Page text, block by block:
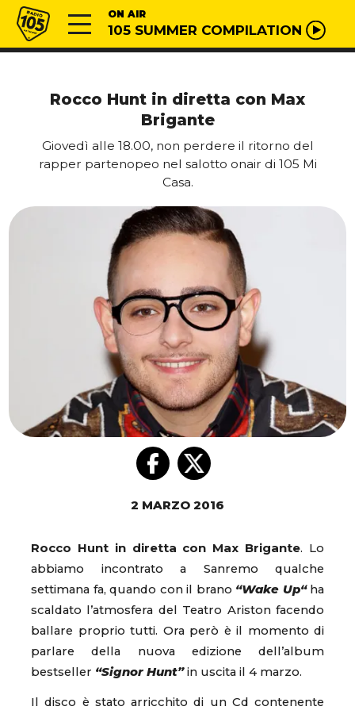
Vai al contenuto
Radio 105 ON AIR
105 SUMMER COMPILATION
Rocco Hunt in diretta con Max
Brigante
Giovedì alle 18.00, non perdere il ritorno del
rapper partenopeo nel salotto onair di 105 Mi
Casa.
2 MARZO 2016
Rocco Hunt in diretta con Max Brigante. Lo
abbiamo incontrato a Sanremo qualche
settimana fa, quando con il brano “Wake Up“ha
scaldato l’atmosfera del Teatro Ariston facendo
ballare proprio tutti. Ora però è il momento di
parlare della nuova edizione dell’album
bestseller “Signor Hunt”in uscita il 4 marzo.
Il disco è stato arricchito di un Cd contenente